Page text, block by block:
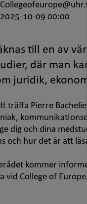
2025-10-09 00:00
till en av
där man
juridik,
träffa Pierre
dig och dina
och hur det är att
kommer
vid College of